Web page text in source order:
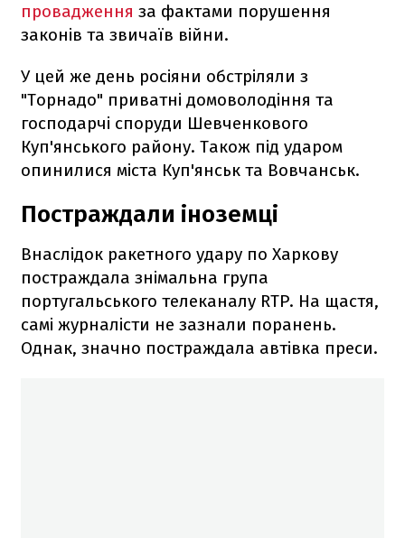
провадження за фактами порушення
законів та звичаїв війни.
У цей же день росіяни обстріляли з
"Торнадо" приватні домоволодіння та
господарчі споруди Шевченкового
Куп'янського району. Також під ударом
опинилися міста Куп'янськ та Вовчанськ.
Постраждали іноземці
Внаслідок ракетного удару по Харкову
постраждала знімальна група
португальського телеканалу RTP. На щастя,
самі журналісти не зазнали поранень.
Однак, значно постраждала автівка преси.